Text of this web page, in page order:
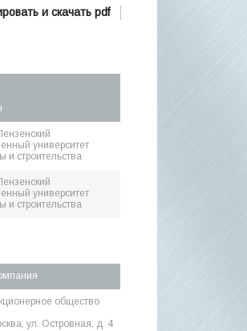
и скачать pdf
университет
и строительства
университет
и строительства
общество
ул. Островная, д. 4